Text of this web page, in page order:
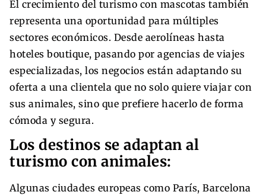
El crecimiento del turismo con mascotas también
representa una oportunidad para múltiples
sectores económicos. Desde aerolíneas hasta
hoteles boutique, pasando por agencias de viajes
especializadas, los negocios están adaptando su
oferta a una clientela que no solo quiere viajar con
sus animales, sino que prefiere hacerlo de forma
cómoda y segura.
Los destinos se adaptan al
turismo con animales:
Algunas ciudades europeas como París, Barcelona